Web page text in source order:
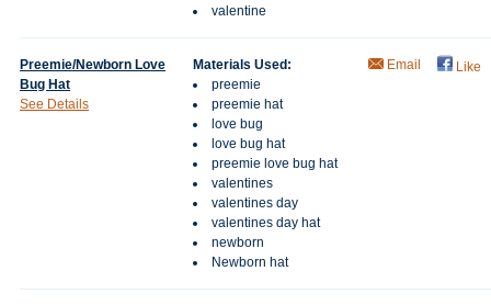
valentine
Preemie/Newborn Love
Bug Hat
See Details
Materials Used:
preemie
preemie hat
love bug
love bug hat
preemie love bug hat
valentines
valentines day
valentines day hat
newborn
Newborn hat
Email Like